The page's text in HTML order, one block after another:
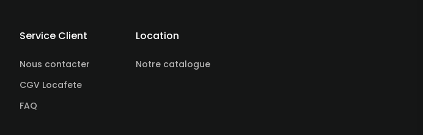
Service Client
Nous contacter
CGV Locafete
FAQ
Location
Notre catalogue